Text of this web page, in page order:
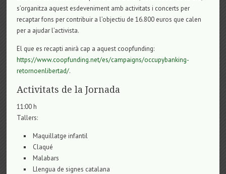
s’organitza aquest esdeveniment amb activitats i concerts per
recaptar fons per contribuir a l’objectiu de 16.800 euros que calen
per a ajudar l’activista.
El que es recapti anirà cap a aquest coopfunding:
https://www.coopfunding.net/es/campaigns/occupybanking-
retornoenlibertad/.
Activitats de la Jornada
11:00 h
Tallers:
Maquillatge infantil
Claqué
Malabars
Llengua de signes catalana